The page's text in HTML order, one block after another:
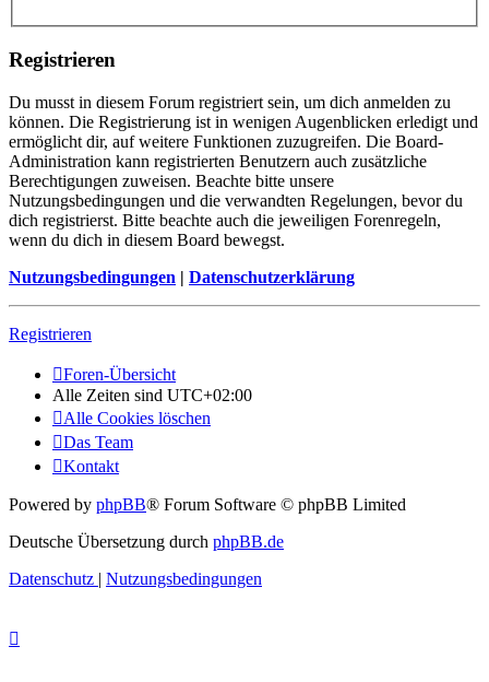
Registrieren
Du musst in diesem Forum registriert sein, um dich anmelden zu
können. Die Registrierung ist in wenigen Augenblicken erledigt und
ermöglicht dir, auf weitere Funktionen zuzugreifen. Die Board-
Administration kann registrierten Benutzern auch zusätzliche
Berechtigungen zuweisen. Beachte bitte unsere
Nutzungsbedingungen und die verwandten Regelungen, bevor du
dich registrierst. Bitte beachte auch die jeweiligen Forenregeln,
wenn du dich in diesem Board bewegst.
Nutzungsbedingungen | Datenschutzerklärung
Registrieren
Foren-Übersicht
Alle Zeiten sind UTC+02:00
Alle Cookies löschen
Das Team
Kontakt
Powered by phpBB® Forum Software © phpBB Limited
Deutsche Übersetzung durch phpBB.de
Datenschutz | Nutzungsbedingungen